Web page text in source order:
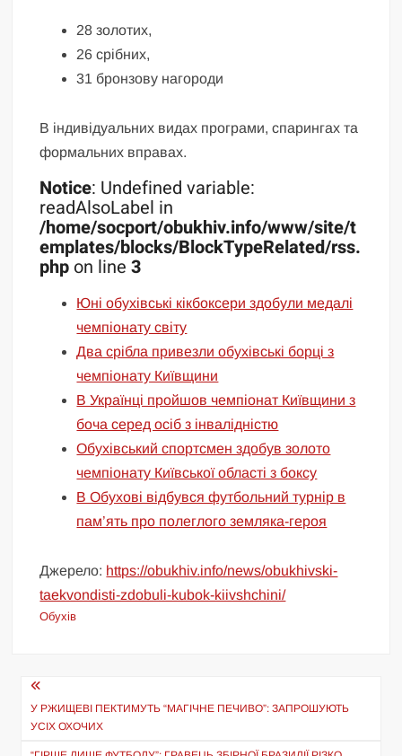
28 золотих,
26 срібних,
31 бронзову нагороди
В індивідуальних видах програми, спарингах та
формальних вправах.
Notice: Undefined variable:
readAlsoLabel in
/home/socport/obukhiv.info/www/site/t
emplates/blocks/BlockTypeRelated/rss.
php on line3
Юні обухівські кікбоксери здобули медалі
чемпіонату світу
Два срібла привезли обухівські борці з
чемпіонату Київщини
В Українці пройшов чемпіонат Київщини з
боча серед осіб з інвалідністю
Обухівський спортсмен здобув золото
чемпіонату Київської області з боксу
В Обухові відбувся футбольний турнір в
пам’ять про полеглого земляка-героя
Джерело: https://obukhiv.info/news/obukhivski-
taekvondisti-zdobuli-kubok-kiivshchini/
Обухів
Навігація
записів
У РЖИЩЕВІ ПЕКТИМУТЬ “МАГІЧНЕ ПЕЧИВО”: ЗАПРОШУЮТЬ
УСІХ ОХОЧИХ